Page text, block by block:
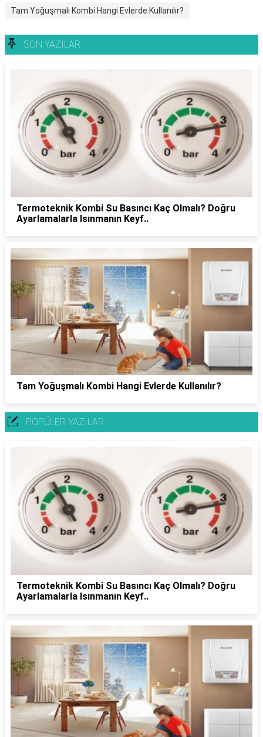
Tam Yoğuşmalı Kombi Hangi Evlerde Kullanılır?
SON YAZILAR
Termoteknik Kombi Su Basıncı Kaç Olmalı? Doğru
Ayarlamalarla Isınmanın Keyf..
Tam Yoğuşmalı Kombi Hangi Evlerde Kullanılır?
POPÜLER YAZILAR
Termoteknik Kombi Su Basıncı Kaç Olmalı? Doğru
Ayarlamalarla Isınmanın Keyf..